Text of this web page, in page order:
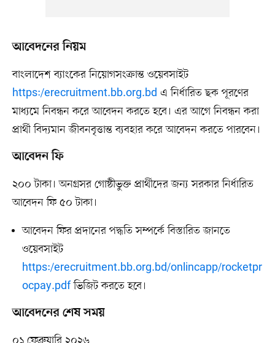
আবেদনের নিয়ম
বাংলাদেশ ব্যাংকের নিয়োগসংক্রান্ত ওয়েবসাইট
https:/erecruitment.bb.org.bd এ নির্ধারিত ছক পূরণের
মাধ্যমে নিবন্ধন করে আবেদন করতে হবে। এর আগে নিবন্ধন করা
প্রার্থী বিদ্যমান জীবনবৃত্তান্ত ব্যবহার করে আবেদন করতে পারবেন।
আবেদন ফি
২০০ টাকা। অনগ্রসর গোষ্ঠীভুক্ত প্রার্থীদের জন্য সরকার নির্ধারিত
আবেদন ফি ৫০ টাকা।
আবেদন ফির প্রদানের পদ্ধতি সম্পর্কে বিস্তারিত জানতে
ওয়েবসাইট
https:/erecruitment.bb.org.bd/onlincapp/rocketpr
ocpay.pdfভিজিট করতে হবে।
আবেদনের শেষ সময়